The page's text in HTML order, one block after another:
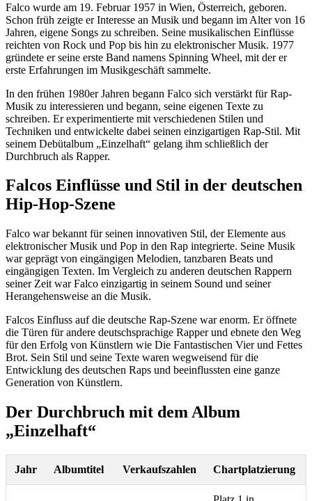
Falco wurde am 19. Februar 1957 in Wien, Österreich, geboren.
Schon früh zeigte er Interesse an Musik und begann im Alter von 16
Jahren, eigene Songs zu schreiben. Seine musikalischen Einflüsse
reichten von Rock und Pop bis hin zu elektronischer Musik. 1977
gründete er seine erste Band namens Spinning Wheel, mit der er
erste Erfahrungen im Musikgeschäft sammelte.
In den frühen 1980er Jahren begann Falco sich verstärkt für Rap-
Musik zu interessieren und begann, seine eigenen Texte zu
schreiben. Er experimentierte mit verschiedenen Stilen und
Techniken und entwickelte dabei seinen einzigartigen Rap-Stil. Mit
seinem Debütalbum „Einzelhaft“ gelang ihm schließlich der
Durchbruch als Rapper.
Falcos Einflüsse und Stil in der deutschen
Hip-Hop-Szene
Falco war bekannt für seinen innovativen Stil, der Elemente aus
elektronischer Musik und Pop in den Rap integrierte. Seine Musik
war geprägt von eingängigen Melodien, tanzbaren Beats und
eingängigen Texten. Im Vergleich zu anderen deutschen Rappern
seiner Zeit war Falco einzigartig in seinem Sound und seiner
Herangehensweise an die Musik.
Falcos Einfluss auf die deutsche Rap-Szene war enorm. Er öffnete
die Türen für andere deutschsprachige Rapper und ebnete den Weg
für den Erfolg von Künstlern wie Die Fantastischen Vier und Fettes
Brot. Sein Stil und seine Texte waren wegweisend für die
Entwicklung des deutschen Raps und beeinflussten eine ganze
Generation von Künstlern.
Der Durchbruch mit dem Album
„Einzelhaft“
Jahr Albumtitel Verkaufszahlen Chartplatzierung